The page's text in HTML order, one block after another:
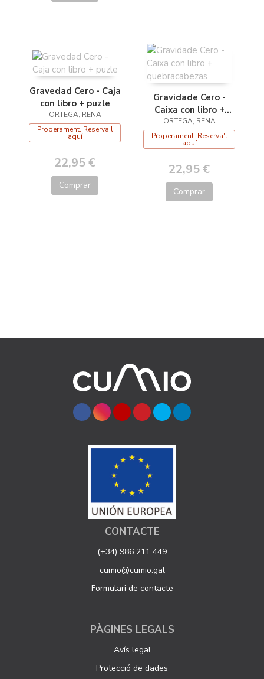
Gravedad Cero - Caja
con libro + puzle
ORTEGA, RENA
Properament. Reserva'l
aquí
22,95 €
Comprar
Gravidade Cero -
Caixa con libro +
quebracabezas
ORTEGA, RENA
Properament. Reserva'l
aquí
22,95 €
Comprar
CONTACTE
(+34) 986 211 449
cumio@cumio.gal
Formulari de contacte
PÀGINES LEGALS
Avís legal
Protecció de dades